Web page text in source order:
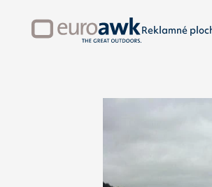
Reklamné